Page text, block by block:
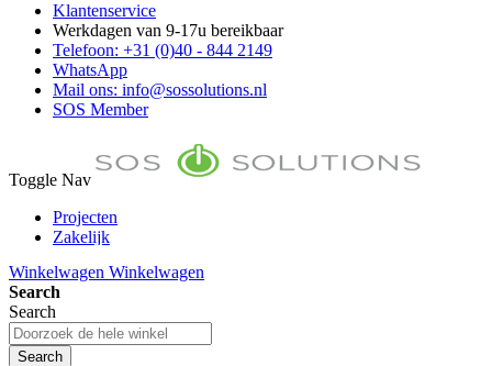
Klantenservice
Werkdagen van 9-17u bereikbaar
Telefoon: +31 (0)40 - 844 2149
WhatsApp
Mail ons: info@sossolutions.nl
SOS Member
Toggle Nav
Projecten
Zakelijk
Toon prijzen Incl. BTW
Toon prijzen Excl. BTW
Winkelwagen Winkelwagen
Search
Search
Search